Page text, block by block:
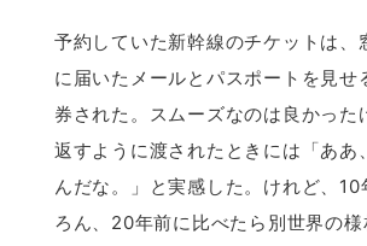
予約していた新幹線のチケットは、
に届いたメールとパスポートを見せ
券された。スムーズなのは良かった
返すように渡されたときには「ああ
んだな。」と実感した。けれど、10
ろん、20年前に比べたら別世界の